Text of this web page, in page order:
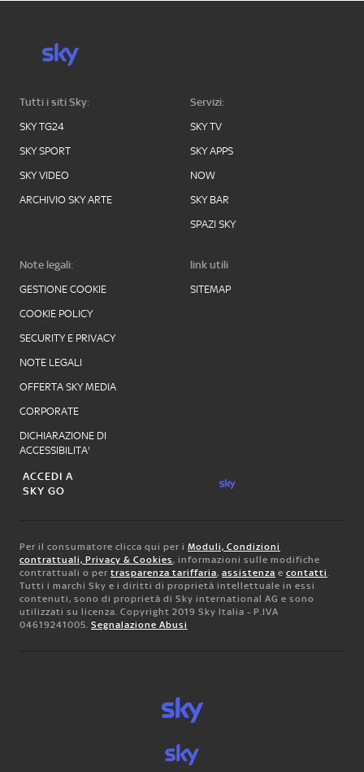
Tutti i siti Sky:
SKY TG24
SKY SPORT
SKY VIDEO
ARCHIVIO SKY ARTE
Servizi:
SKY TV
SKY APPS
NOW
SKY BAR
SPAZI SKY
Note legali:
GESTIONE COOKIE
COOKIE POLICY
SECURITY E PRIVACY
NOTE LEGALI
OFFERTA SKY MEDIA
CORPORATE
DICHIARAZIONE DI
ACCESSIBILITA'
link utili
SITEMAP
ACCEDI A
SKY GO
Per il consumatore clicca qui per i Moduli, Condizioni
contrattuali, Privacy & Cookies, informazioni sulle modifiche
contrattuali o per trasparenza tariffaria, assistenza e contatti.
Tutti i marchi Sky e i diritti di proprietà intellettuale in essi
contenuti, sono di proprietà di Sky international AG e sono
utilizzati su licenza. Copyright 2019 Sky Italia - P.IVA
04619241005. Segnalazione Abusi